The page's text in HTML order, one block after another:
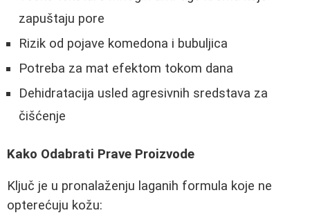
zapuštaju pore
Rizik od pojave komedona i bubuljica
Potreba za mat efektom tokom dana
Dehidratacija usled agresivnih sredstava za
čišćenje
Kako Odabrati Prave Proizvode
Ključ je u pronalaženju laganih formula koje ne
opterećuju kožu: